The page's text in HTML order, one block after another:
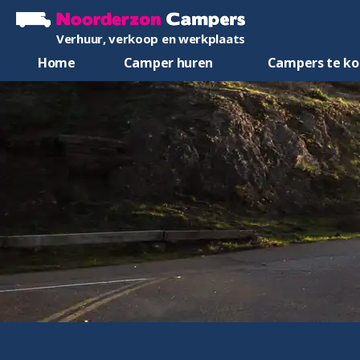
Verhuur, verkoop en werkplaats
Home Camper huren Campers te